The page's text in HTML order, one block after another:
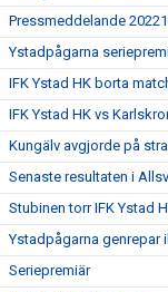
Pressmeddelande
Ystadpågarna
IFK Ystad HK borta
IFK Ystad HK vs
Kungälv avgjorde på
Senaste resultaten i
Stubinen torr IFK Ystad
Ystadpågarna genrepar
Seriepremiär